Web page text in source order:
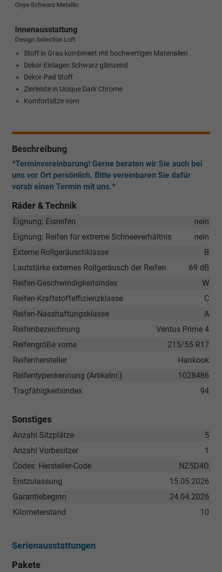
Onyx-Schwarz Metallic
Innenausstattung
Design Selection Loft
Stoff in Grau kombiniert mit hochwertigen Materialien
Dekor-Einlagen Schwarz glänzend
Dekor-Pad Stoff
Zierleiste in Unique Dark Chrome
Komfortsitze vorn
Beschreibung
*Terminvereinbarung! Gerne beraten wir Sie auch bei
uns vor Ort persönlich. Bitte vereinbaren Sie dafür
vorab einen Termin mit uns.*
Räder & Technik
nein
Eignung: Eisreifen
nein
Eignung: Reifen für extreme Schneeverhältnis
B
Externe Rollgeräuschklasse
69 dB
Lautstärke externes Rollgeräusch der Reifen
W
Reifen-Geschwindigkeitsindex
C
Reifen-Kraftstoffeffizienzklasse
A
Reifen-Nasshaftungsklasse
Ventus Prime 4
Reifenbezeichnung
215/55 R17
Reifengröße vorne
Hankook
Reifenhersteller
1028486
Reifentypenkennung (Artikelnr.)
94
Tragfähigkeitsindex
Sonstiges
5
Anzahl Sitzplätze
1
Anzahl Vorbesitzer
NZ5D4D
Codes: Hersteller-Code
15.05.2026
Erstzulassung
24.04.2026
Garantiebeginn
10
Kilometerstand
Serienausstattungen
Pakete